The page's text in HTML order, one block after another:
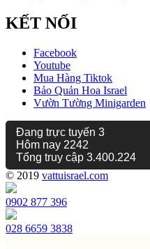
KẾT NỐI
Facebook
Youtube
Mua Hàng Tiktok
Bảo Quản Hoa Israel
Vườn Tường Minigarden
Đang trực tuyến 3
Hôm nay 2242
Tổng truy cập 3.400.224
© 2019 vattuisrael.com
0902 877 396
028 6659 3838